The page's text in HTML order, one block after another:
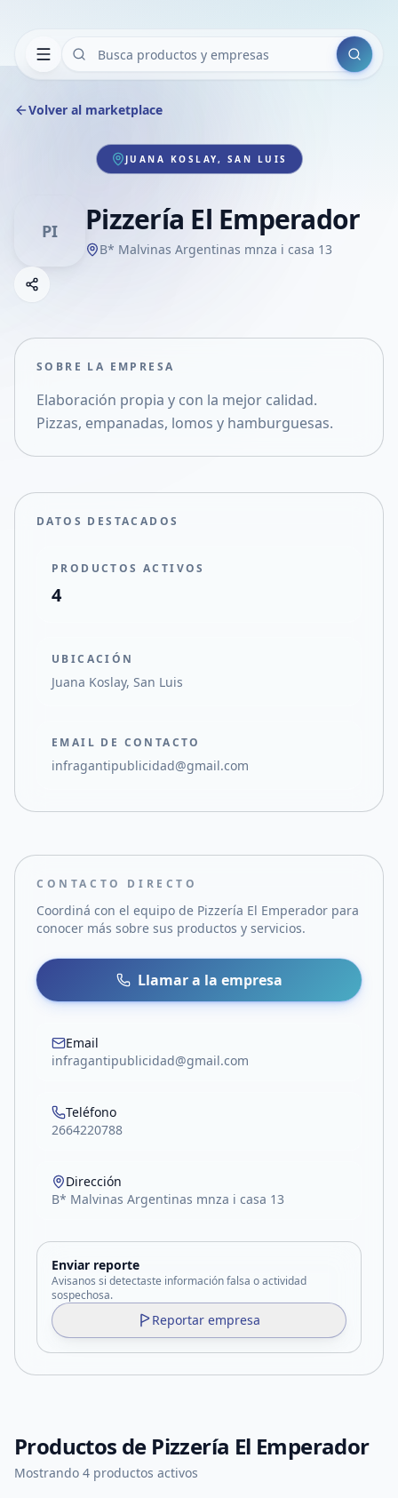
Buscar
Volver al marketplace
JUANA KOSLAY, SAN LUIS
PI Pizzería El Emperador
B* Malvinas Argentinas mnza i casa 13
Compartir empresa
Compartir en X
SOBRE LA EMPRESA
Elaboración propia y con la mejor calidad.
Pizzas, empanadas, lomos y hamburguesas.
DATOS DESTACADOS
PRODUCTOS ACTIVOS
4
UBICACIÓN
Juana Koslay, San Luis
EMAIL DE CONTACTO
infragantipublicidad@gmail.com
CONTACTO DIRECTO
Coordiná con el equipo de Pizzería El Emperador para
conocer más sobre sus productos y servicios.
Llamar a la empresa
Email
infragantipublicidad@gmail.com
Teléfono
2664220788
Dirección
B* Malvinas Argentinas mnza i casa 13
Enviar reporte
Avisanos si detectaste información falsa o actividad
sospechosa.
Reportar empresa
Productos de Pizzería El Emperador
Mostrando 4 productos activos